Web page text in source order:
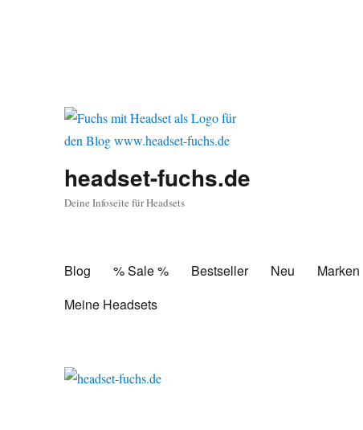
headset-fuchs.de
Deine Infoseite für Headsets
Blog % Sale % Bestseller Neu Marken
Meine Headsets